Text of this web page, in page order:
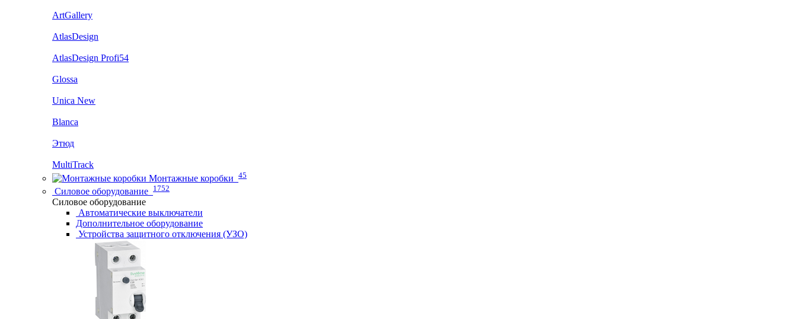
ArtGallery
AtlasDesign
AtlasDesign Profi54
Glossa
Unica New
Blanca
Этюд
MultiTrack
Монтажные коробки 45
Силовое оборудование 1752
Силовое оборудование
Автоматические выключатели
Дополнительное оборудование
Устройства защитного отключения (УЗО)